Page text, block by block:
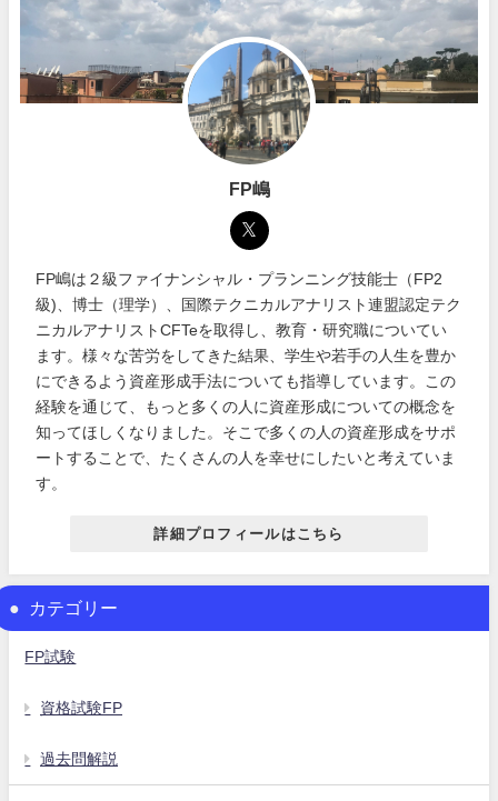
FP嶋
FP嶋は２級ファイナンシャル・プランニング技能士（FP2
級)、博士（理学）、国際テクニカルアナリスト連盟認定テク
ニカルアナリストCFTeを取得し、教育・研究職についてい
ます。様々な苦労をしてきた結果、学生や若手の人生を豊か
にできるよう資産形成手法についても指導しています。この
経験を通じて、もっと多くの人に資産形成についての概念を
知ってほしくなりました。そこで多くの人の資産形成をサポ
ートすることで、たくさんの人を幸せにしたいと考えていま
す。
詳細プロフィールはこちら
カテゴリー
FP試験
資格試験FP
過去問解説